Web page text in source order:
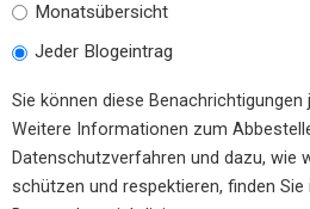
Monatsübersicht
Jeder Blogeintrag
Sie können diese Benachrichtigungen
Weitere Informationen zum
Datenschutzverfahren und dazu, wie
schützen und respektieren, finden Sie